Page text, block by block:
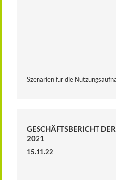
Szenarien für die
GESCHÄFTSBERICHT
2021
15.11.22